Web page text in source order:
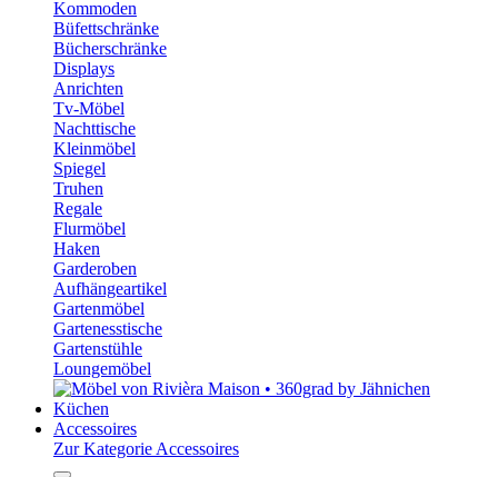
Kommoden
Büfettschränke
Bücherschränke
Displays
Anrichten
Tv-Möbel
Nachttische
Kleinmöbel
Spiegel
Truhen
Regale
Flurmöbel
Haken
Garderoben
Aufhängeartikel
Gartenmöbel
Gartenesstische
Gartenstühle
Loungemöbel
Küchen
Accessoires
Zur Kategorie Accessoires